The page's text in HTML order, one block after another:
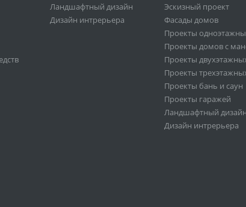
Ландшафтный дизайн
Дизайн интрерьера
Эскизный проект
Фасады домов
Проекты
Проекты домов с
Проекты
Проекты
Проекты бань и саун
Проекты гаражей
Ландшафтный дизайн
Дизайн интрерьера